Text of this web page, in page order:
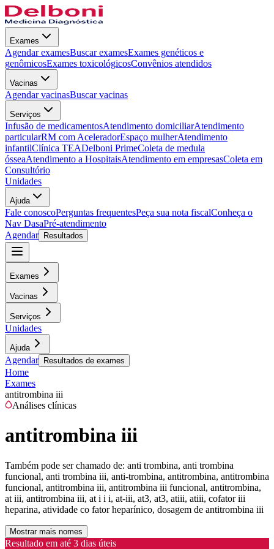
Exames
Agendar examesBuscar examesExames genéticos e
genômicosExames toxicológicosConvênios atendidos
Vacinas
Agendar vacinasBuscar vacinas
Serviços
Infusão de medicamentosAtendimento domiciliarAtendimento
particularRM com AceleradorEspaço mulherAtendimento
infantilClínica TEADelboni PrimeColeta de medula
ósseaAtendimento a HospitaisAtendimento em empresasColeta em
Consultório
Unidades
Ajuda
Fale conoscoPerguntas frequentesPeça sua nota fiscalConheça o
Nav DasaPré-atendimento
Agendar
Resultados
Exames
Vacinas
Serviços
Unidades
Ajuda
Agendar Resultados de exames
Home
Exames
antitrombina iii
Análises clínicas
antitrombina iii
Também pode ser chamado de: anti trombina, anti trombina
funcional, anti trombina iii, anti-trombina, antitrombina, antitrombina
funcional, antitrombina iii, antitrombina iii funcional, antitrombina,
at iii, antitrombina iii, at i i i, at-iii, at3, at3, atiii, atiii, cofator iii
heparina, atividade co fator heparínico, dosagem de antitrombina iii
Mostrar mais nomes
Resultado em até 3 dias úteis